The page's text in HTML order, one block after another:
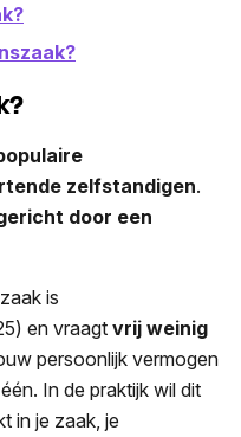
zelfstandigen.
door een
is
en vraagtvrij weinig
persoonlijk vermogen
In de praktijk wil dit
in je zaak, je